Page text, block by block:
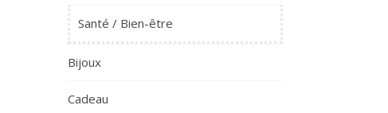
Santé / Bien-être
Bijoux
Cadeau